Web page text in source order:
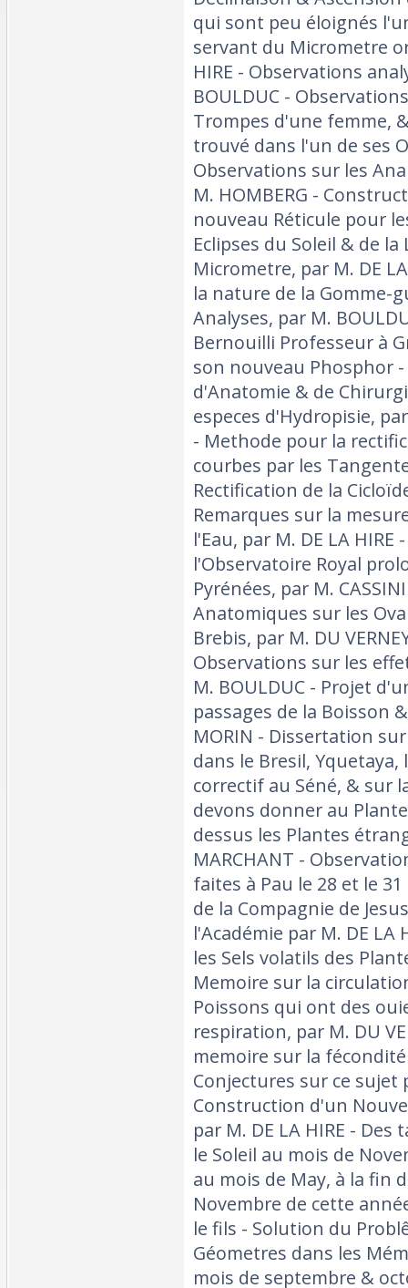
qui sont peu éloignés
servant du Micrometre
HIRE - Observations
BOULDUC -
Trompes d'une femme,
trouvé dans l'un de ses
Observations sur les
M. HOMBERG -
nouveau Réticule pour
Eclipses du Soleil & de
Micrometre, par M. DE
la nature de la Gomme-
Analyses, par M.
Bernouilli Professeur à
son nouveau Phosphor
d'Anatomie & de
especes d'Hydropisie,
- Methode pour la
courbes par les
Rectification de la
Remarques sur la
l'Eau, par M. DE LA
l'Observatoire Royal
Pyrénées, par M.
Anatomiques sur les
Brebis, par M. DU
Observations sur les
M. BOULDUC - Projet
passages de la Boisson
MORIN - Dissertation
dans le Bresil,
correctif au Séné, & sur
devons donner au
dessus les Plantes
MARCHANT -
faites à Pau le 28 et le
de la Compagnie de
l'Académie par M. DE LA
les Sels volatils des
Memoire sur la
Poissons qui ont des
respiration, par M. DU
memoire sur la
Conjectures sur ce sujet
Construction d'un
par M. DE LA HIRE -
le Soleil au mois de
au mois de May, à la fin
Novembre de cette
le fils - Solution du
Géometres dans les
mois de septembre &